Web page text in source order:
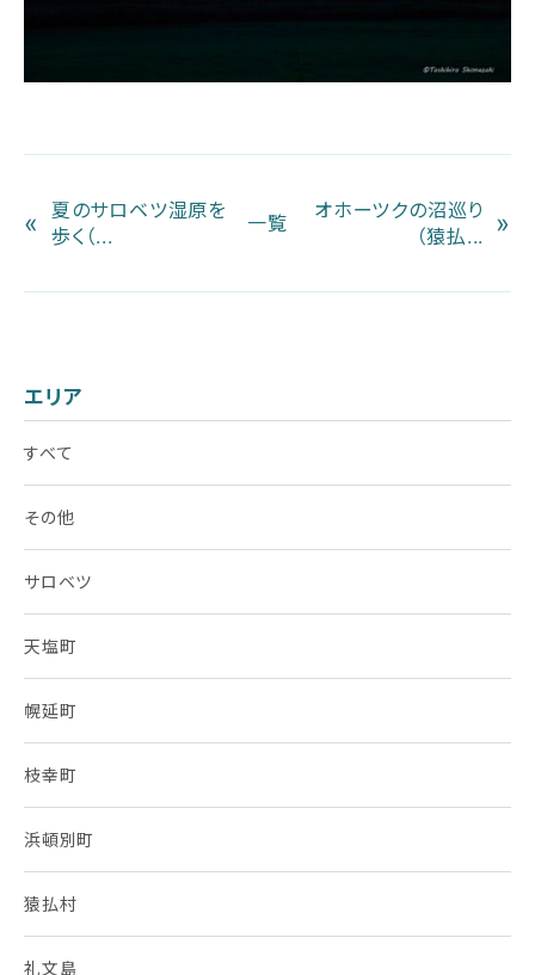
«
夏のサロベツ湿原を
歩く（...
一覧
オホーツクの沼巡り
（猿払...
»
エリア
すべて
その他
サロベツ
天塩町
幌延町
枝幸町
浜頓別町
猿払村
礼文島